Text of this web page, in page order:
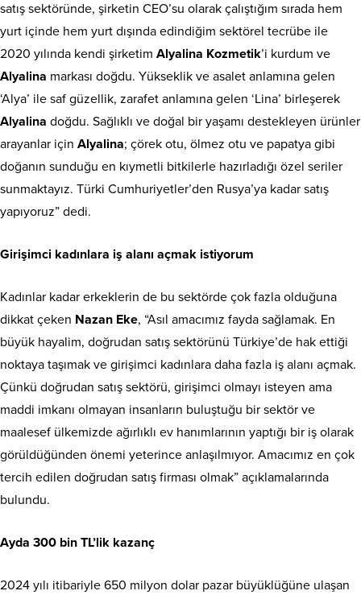
satış sektöründe, şirketin CEO’su olarak çalıştığım sırada hem
yurt içinde hem yurt dışında edindiğim sektörel tecrübe ile
2020 yılında kendi şirketim Alyalina Kozmetik’i kurdum ve
Alyalina markası doğdu. Yükseklik ve asalet anlamına gelen
‘Alya’ ile saf güzellik, zarafet anlamına gelen ‘Lina’ birleşerek
Alyalina doğdu. Sağlıklı ve doğal bir yaşamı destekleyen ürünler
arayanlar için Alyalina; çörek otu, ölmez otu ve papatya gibi
doğanın sunduğu en kıymetli bitkilerle hazırladığı özel seriler
sunmaktayız. Türki Cumhuriyetler’den Rusya’ya kadar satış
yapıyoruz” dedi.
Girişimci kadınlara iş alanı açmak istiyorum
Kadınlar kadar erkeklerin de bu sektörde çok fazla olduğuna
dikkat çeken Nazan Eke, “Asıl amacımız fayda sağlamak. En
büyük hayalim, doğrudan satış sektörünü Türkiye’de hak ettiği
noktaya taşımak ve girişimci kadınlara daha fazla iş alanı açmak.
Çünkü doğrudan satış sektörü, girişimci olmayı isteyen ama
maddi imkanı olmayan insanların buluştuğu bir sektör ve
maalesef ülkemizde ağırlıklı ev hanımlarının yaptığı bir iş olarak
görüldüğünden önemi yeterince anlaşılmıyor. Amacımız en çok
tercih edilen doğrudan satış firması olmak” açıklamalarında
bulundu.
Ayda 300 bin TL’lik kazanç
2024 yılı itibariyle 650 milyon dolar pazar büyüklüğüne ulaşan